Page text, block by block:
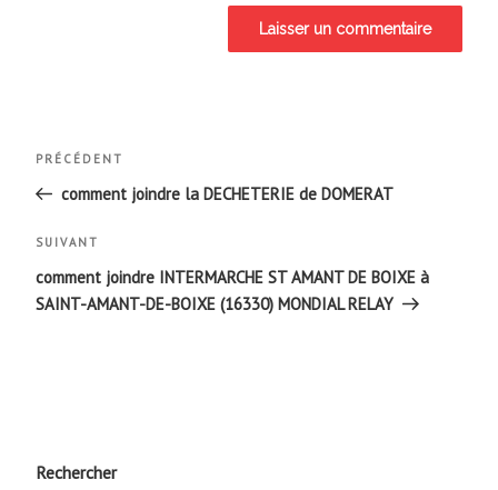
Navigation
de
l’article
Article
précédent
PRÉCÉDENT
comment joindre la DECHETERIE de DOMERAT
Article
suivant
SUIVANT
comment joindre INTERMARCHE ST AMANT DE BOIXE à
SAINT-AMANT-DE-BOIXE (16330) MONDIAL RELAY
Rechercher